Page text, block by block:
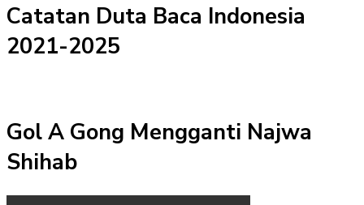
Catatan Duta Baca Indonesia
2021-2025
Gol A Gong Mengganti Najwa
Shihab